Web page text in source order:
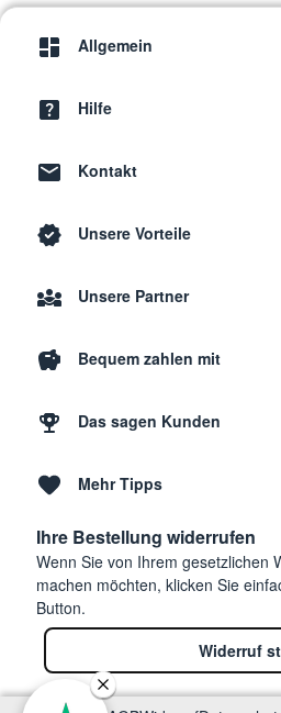
Allgemein
Hilfe
Kontakt
Unsere Vorteile
Unsere Partner
Bequem zahlen mit
Das sagen Kunden
Mehr Tipps
Ihre Bestellung widerrufen
Wenn Sie von Ihrem gesetzlichen
machen möchten, klicken Sie
Button.
Widerruf